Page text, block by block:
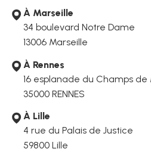
À Marseille
34 boulevard Notre Dame
13006 Marseille
À Rennes
16 esplanade du Champs de
35000 RENNES
À Lille
4 rue du Palais de Justice
59800 Lille